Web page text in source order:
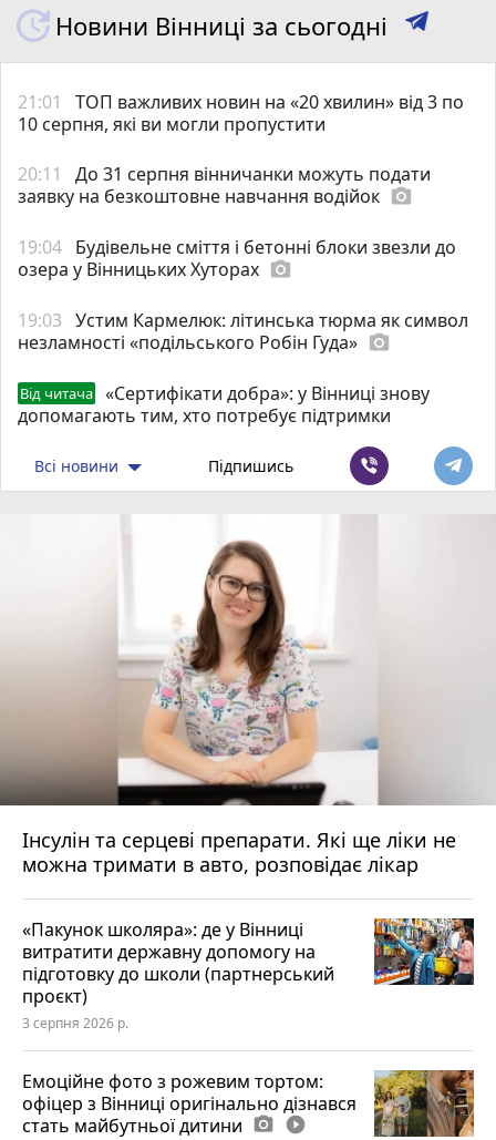
Новини Вінниці за сьогодні
21:01
ТОП важливих новин на «20 хвилин» від 3 по
10 серпня, які ви могли пропустити
20:11
До 31 серпня вінничанки можуть подати
заявку на безкоштовне навчання водійок photo_camera
19:04 Будівельне сміття і бетонні блоки звезли до
озера у Вінницьких Хуторах photo_camera
19:03 Устим Кармелюк: літинська тюрма як символ
незламності «подільського Робін Гуда» photo_camera
Від читача
«Сертифікати добра»: у Вінниці знову
допомагають тим, хто потребує підтримки
Всі новини Підпишись
Інсулін та серцеві препарати. Які ще ліки не
можна тримати в авто, розповідає лікар
«Пакунок школяра»: де у Вінниці
витратити державну допомогу на
підготовку до школи (партнерський
проєкт)
3 серпня 2026 р.
Емоційне фото з рожевим тортом:
офіцер з Вінниці оригінально дізнався
стать майбутньої дитини photo_camera play_circle_filled